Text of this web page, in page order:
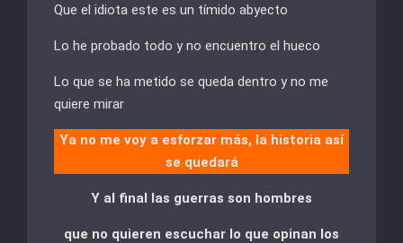
Que el idiota este es un tímido abyecto
Lo he probado todo y no encuentro el hueco
Lo que se ha metido se queda dentro y no me
quiere mirar
Ya no me voy a esforzar más, la historia así
se quedará
Y al final las guerras son hombres
que no quieren escuchar lo que opinan los